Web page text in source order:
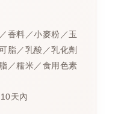
香料／小麥粉／玉
脂／乳酸／乳化劑
／糯米／食用色素
天內